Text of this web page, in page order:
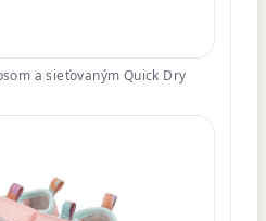
a sieťovaným Quick Dry